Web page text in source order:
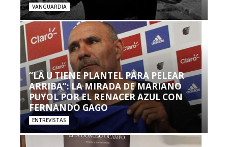
VANGUARDIA
“LA U TIENE PLANTEL PARA PELEAR
ARRIBA”: LA MIRADA DE MARIANO
PUYOL POR EL RENACER AZUL CON
FERNANDO GAGO
ENTREVISTAS